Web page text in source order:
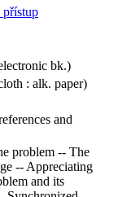
bk.)
: alk. paper)
and
problem -- The
-- Appreciating
and its